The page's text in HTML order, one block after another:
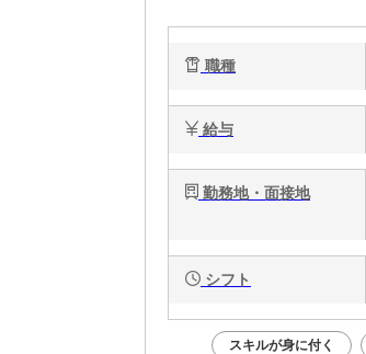
職種
給与
勤務地・面接地
シフト
スキルが身に付く